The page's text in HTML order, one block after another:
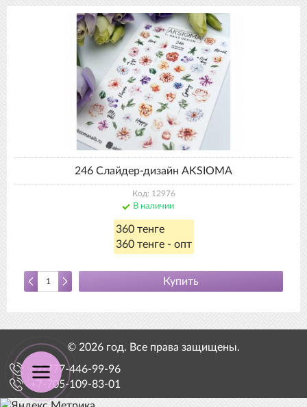
246 Слайдер-дизайн AKSIOMA
Код: 12976
В наличии
360 тенге
360 тенге - опт
Купить
© 2026 год. Все права защищены.
+7-777-446-99-96
+7-705-109-83-01